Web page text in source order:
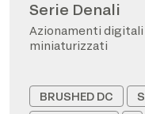
Serie Denali
Azionamenti digitali
miniaturizzati
BRUSHED DC